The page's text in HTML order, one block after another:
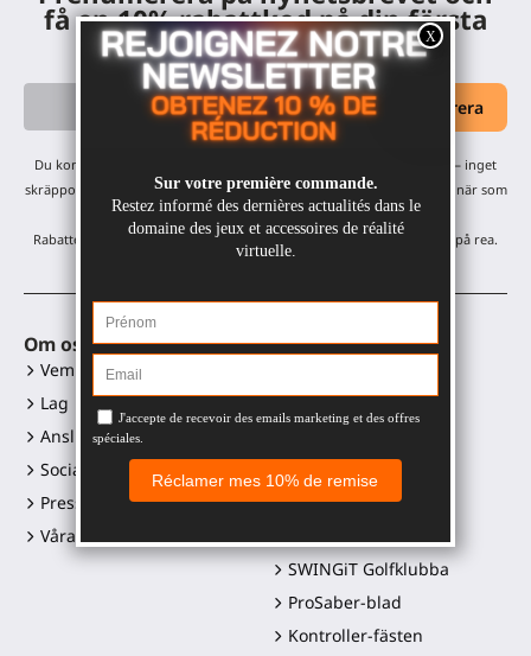
få en 10% rabattkod på din första
beställning.
Du kommer att få våra månatliga uppdateringar och erbjudanden — inget
skräppost, bara ett mejl i månaden! Du kan avsluta prenumerationen när som
helst.
Rabatten gäller på alla våra produkter, förutom varor som redan är på rea.
Om oss
Vem är vi?
Lag
Anslut dig till oss
Sociala medialänkar
Presskit och logotyper
Våra återförsäljare
VR-tillbehör
Gunstock ForceTube
Gunstock Starter
ProStraps sleeves
SWINGiT Golfklubba
ProSaber-blad
Kontroller-fästen